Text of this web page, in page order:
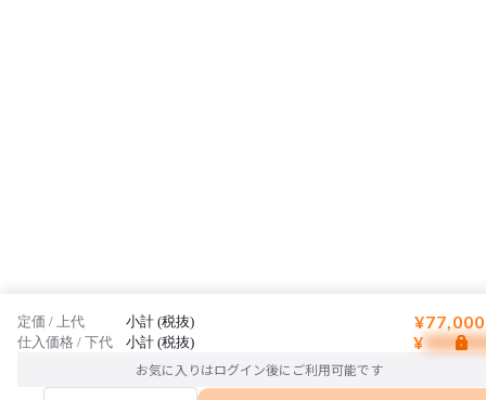
定価 / 上代 小計 (税抜)
仕入価格 / 下代 小計 (税抜) ¥
お気に入りはログイン後にご利用可能です